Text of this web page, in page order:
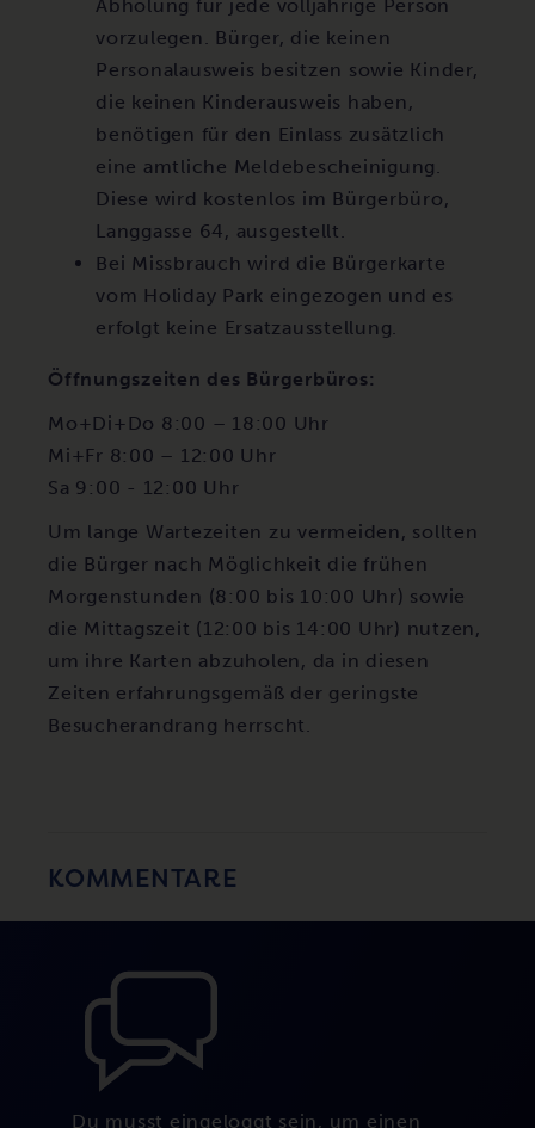
Abholung für jede volljährige Person
vorzulegen. Bürger, die keinen
Personalausweis besitzen sowie Kinder,
die keinen Kinderausweis haben,
benötigen für den Einlass zusätzlich
eine amtliche Meldebescheinigung.
Diese wird kostenlos im Bürgerbüro,
Langgasse 64, ausgestellt.
Bei Missbrauch wird die Bürgerkarte
vom Holiday Park eingezogen und es
erfolgt keine Ersatzausstellung.
Öffnungszeiten des Bürgerbüros:
Mo+Di+Do 8:00 – 18:00 Uhr
Mi+Fr 8:00 – 12:00 Uhr
Sa 9:00 - 12:00 Uhr
Um lange Wartezeiten zu vermeiden, sollten
die Bürger nach Möglichkeit die frühen
Morgenstunden (8:00 bis 10:00 Uhr) sowie
die Mittagszeit (12:00 bis 14:00 Uhr) nutzen,
um ihre Karten abzuholen, da in diesen
Zeiten erfahrungsgemäß der geringste
Besucherandrang herrscht.
KOMMENTARE
Du musst eingeloggt sein, um einen